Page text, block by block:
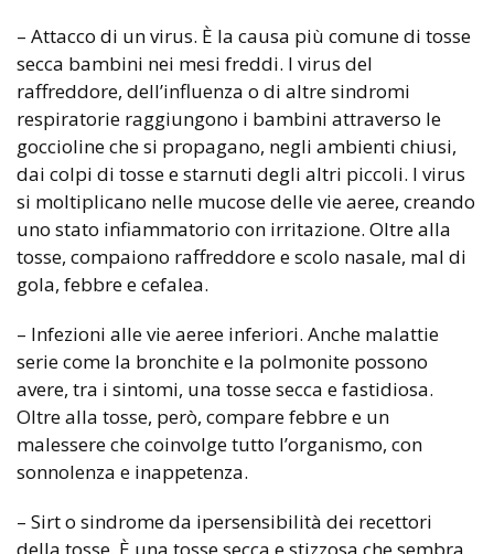
– Attacco di un virus. È la causa più comune di tosse
secca bambini nei mesi freddi. I virus del
raffreddore, dell’influenza o di altre sindromi
respiratorie raggiungono i bambini attraverso le
goccioline che si propagano, negli ambienti chiusi,
dai colpi di tosse e starnuti degli altri piccoli. I virus
si moltiplicano nelle mucose delle vie aeree, creando
uno stato infiammatorio con irritazione. Oltre alla
tosse, compaiono raffreddore e scolo nasale, mal di
gola, febbre e cefalea.
– Infezioni alle vie aeree inferiori. Anche malattie
serie come la bronchite e la polmonite possono
avere, tra i sintomi, una tosse secca e fastidiosa.
Oltre alla tosse, però, compare febbre e un
malessere che coinvolge tutto l’organismo, con
sonnolenza e inappetenza.
– Sirt o sindrome da ipersensibilità dei recettori
della tosse. È una tosse secca e stizzosa che sembra